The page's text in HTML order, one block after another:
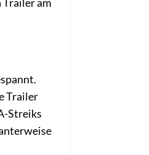
Trailer
Streiks